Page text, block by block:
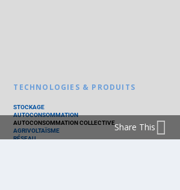
TECHNOLOGIES & PRODUITS
STOCKAGE
AUTOCONSOMMATION
AUTOCONSOMMATION COLLECTIVE
AGRIVOLTAÏSME
RÉSEAU
Share This